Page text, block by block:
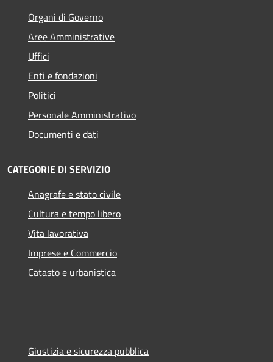
Organi di Governo
Aree Amministrative
Uffici
Enti e fondazioni
Politici
Personale Amministrativo
Documenti e dati
CATEGORIE DI SERVIZIO
Anagrafe e stato civile
Cultura e tempo libero
Vita lavorativa
Imprese e Commercio
Catasto e urbanistica
Giustizia e sicurezza pubblica